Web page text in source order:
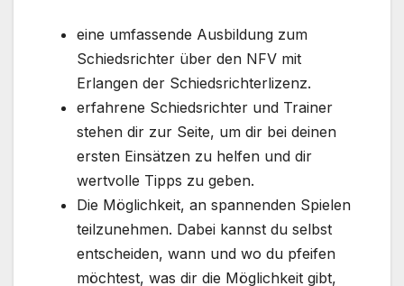
eine umfassende Ausbildung zum
Schiedsrichter über den NFV mit
Erlangen der Schiedsrichterlizenz.
erfahrene Schiedsrichter und Trainer
stehen dir zur Seite, um dir bei deinen
ersten Einsätzen zu helfen und dir
wertvolle Tipps zu geben.
Die Möglichkeit, an spannenden Spielen
teilzunehmen. Dabei kannst du selbst
entscheiden, wann und wo du pfeifen
möchtest, was dir die Möglichkeit gibt,